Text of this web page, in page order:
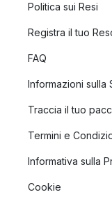
Politica sui Resi
Registra il tuo
FAQ
Informazioni sulla
Traccia il tuo
Termini e
Informativa sulla
Cookie